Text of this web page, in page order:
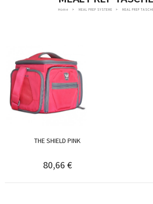
Home MEAL PREP SYSTEME MEAL PREP
THE SHIELD PINK
80,66 €